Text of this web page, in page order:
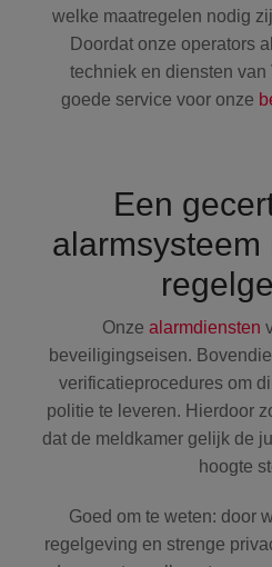
welke maatregelen nodig
Doordat onze operators
techniek en diensten
goede service voor onze
Een
alarmsysteem
Onze alarmdiensten
beveiligingseisen.
verificatieprocedures om
politie te leveren. Hierdoor
dat de meldkamer gelijk de
hoogte
Goed om te weten: door
regelgeving en strenge